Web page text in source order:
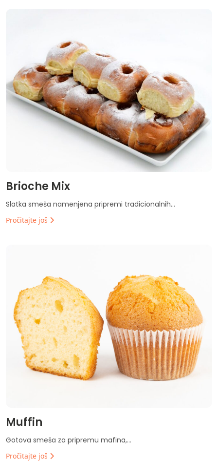
Brioche Mix
Slatka smeša namenjena pripremi tradicionalnih...
Pročitajte još
Muffin
Gotova smeša za pripremu mafina,...
Pročitajte još